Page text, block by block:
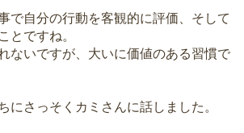
で自分の行動を客観的に評価、そして
とですね。
ないですが、大いに価値のある習慣で
にさっそくカミさんに話しました。